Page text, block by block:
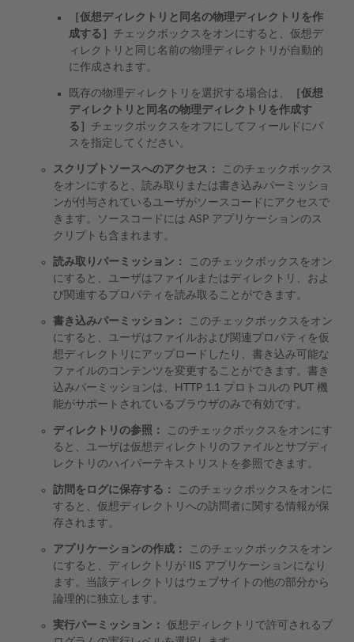
［仮想ディレクトリと同名の物理ディレクトリを作
成する］ チェックボックスをオンにすると、仮想デ
ィレクトリと同じ名前の物理ディレクトリが自動的
に作成されます。
既存の物理ディレクトリを選択する場合は、
［仮想
ディレクトリと同名の物理ディレクトリを作成す
る］ チェックボックスをオフにしてフィールドにパ
スを指定してください。
スクリプトソースへのアクセス：
このチェックボックス
をオンにすると、読み取りまたは書き込みパーミッショ
ンが付与されているユーザがソースコードにアクセスで
きます。ソースコードには ASP アプリケーションのス
クリプトも含まれます。
読み取りパーミッション：
このチェックボックスをオン
にすると、ユーザはファイルまたはディレクトリ、およ
び関連するプロパティを読み取ることができます。
書き込みパーミッション：
このチェックボックスをオン
にすると、ユーザはファイルおよび関連プロパティを仮
想ディレクトリにアップロードしたり、書き込み可能な
ファイルのコンテンツを変更することができます。書き
込みパーミッションは、HTTP 1.1 プロトコルの PUT 機
能がサポートされているブラウザのみで有効です。
ディレクトリの参照：
このチェックボックスをオンにす
ると、ユーザは仮想ディレクトリのファイルとサブディ
レクトリのハイパーテキストリストを参照できます。
訪問をログに保存する：
このチェックボックスをオンに
すると、仮想ディレクトリへの訪問者に関する情報が保
存されます。
アプリケーションの作成：
このチェックボックスをオン
にすると、ディレクトリが IIS アプリケーションになり
ます。当該ディレクトリはウェブサイトの他の部分から
論理的に独立します。
実行パーミッション：
仮想ディレクトリで許可されるプ